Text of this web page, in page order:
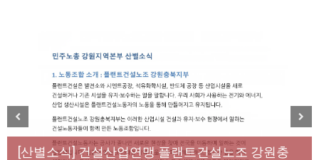
[성명] 막을 수 있었던 죽음, HL만도가 책임져라 : 청
년노동자 사망사고의 철저한 진상규명과 재발방지
[산별소식] 건설산업연맹 플랜트건설노조 강원충
Previous Next